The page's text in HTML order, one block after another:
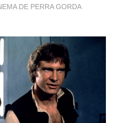
DE PERRA GORDA